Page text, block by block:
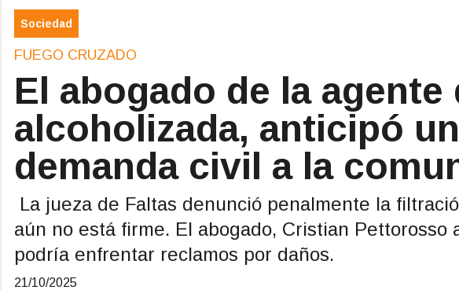
Sociedad
FUEGO CRUZADO
El abogado de la
alcoholizada, anticipó
demanda civil a la
La jueza de Faltas denunció penalmente la
aún no está firme. El abogado, Cristian Pettorosso
podría enfrentar reclamos por daños.
21/10/2025